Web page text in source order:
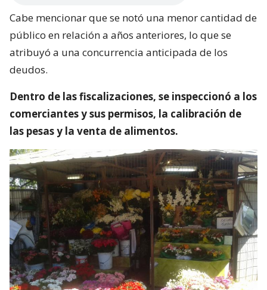
Cabe mencionar que se notó una menor cantidad de
público en relación a años anteriores, lo que se
atribuyó a una concurrencia anticipada de los
deudos.
Dentro de las fiscalizaciones, se inspeccionó a los
comerciantes y sus permisos, la calibración de
las pesas y la venta de alimentos.